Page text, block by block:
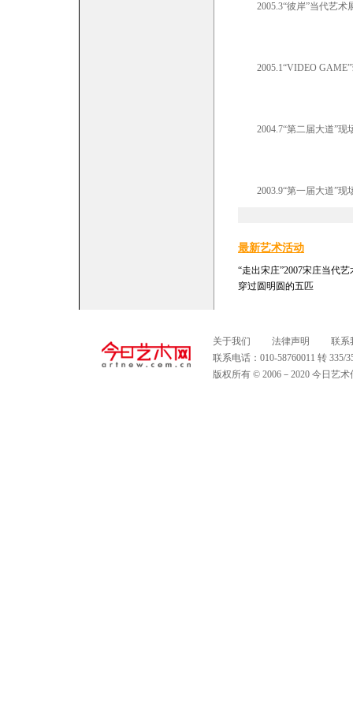
2005.3“彼岸”当代艺术
2005.1“VIDEO GAME”
2004.7“第二届大道”现
2003.9“第一届大道”现
最新艺术活动
“走出宋庄”2007宋庄当代
穿过圆明圆的五匹
关于我们 法律声明
联系
联系电话：010-58760011 转
版权所有 © 2006－2020 今日艺